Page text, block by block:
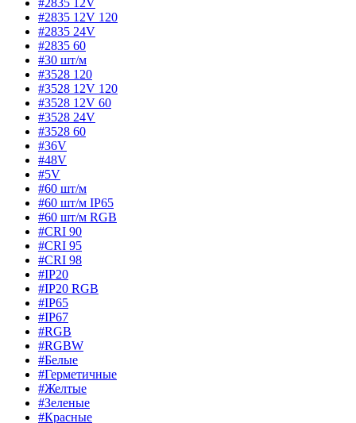
#2835 12V
#2835 12V 120
#2835 24V
#2835 60
#30 шт/м
#3528 120
#3528 12V 120
#3528 12V 60
#3528 24V
#3528 60
#36V
#48V
#5V
#60 шт/м
#60 шт/м IP65
#60 шт/м RGB
#CRI 90
#CRI 95
#CRI 98
#IP20
#IP20 RGB
#IP65
#IP67
#RGB
#RGBW
#Белые
#Герметичные
#Желтые
#Зеленые
#Красные